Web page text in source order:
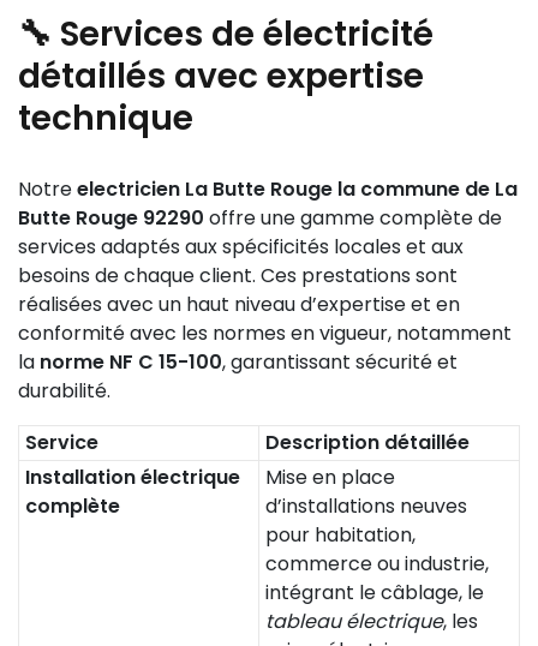
🔧 Services de électricité
détaillés avec expertise
technique
Notreelectricien La Butte Rouge la commune de La
Butte Rouge 92290 offre une gamme complète de
services adaptés aux spécificités locales et aux
besoins de chaque client. Ces prestations sont
réalisées avec un haut niveau d’expertise et en
conformité avec les normes en vigueur, notamment
la norme NF C 15-100, garantissant sécurité et
durabilité.
Service
Description détaillée
Installation électrique
complète
Mise en place
d’installations neuves
pour habitation,
commerce ou industrie,
intégrant le câblage, le
tableau électrique, les